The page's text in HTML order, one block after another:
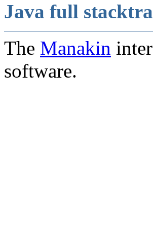
Java full
The Manakin
software.